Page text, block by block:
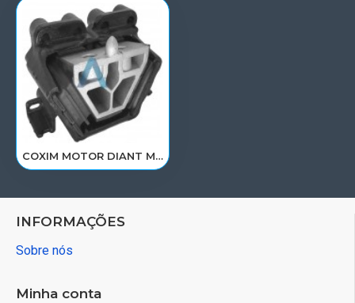
COXIM MOTOR DIANT MB NEW ACTROS 2648LS 2651S LADO LD 9612419813/R-3534
INFORMAÇÕES
Sobre nós
Minha conta